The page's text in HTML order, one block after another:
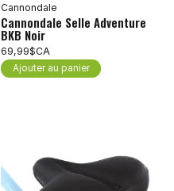
Cannondale
Cannondale Selle Adventure
BKB Noir
69,99$CA
Ajouter au panier